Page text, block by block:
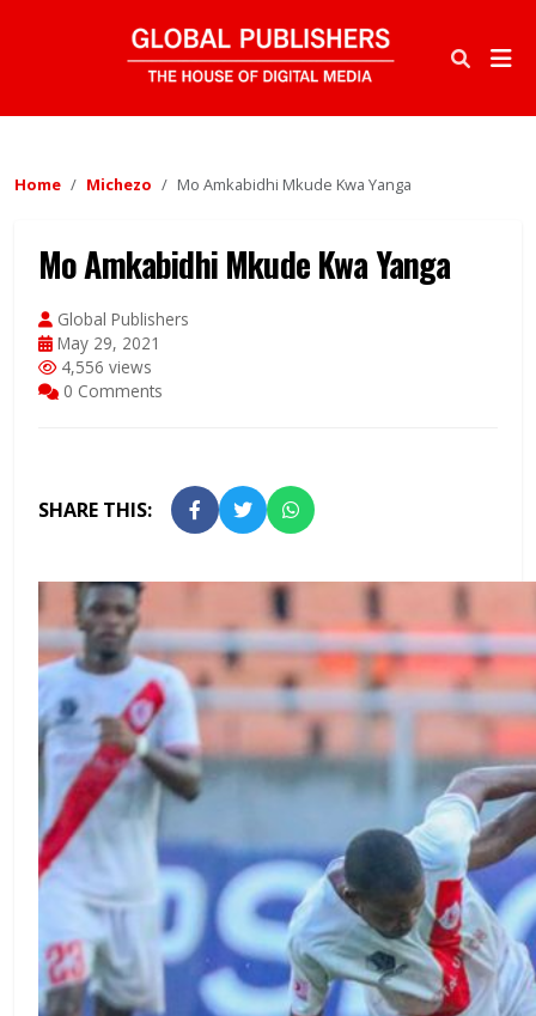
Home Michezo Mo Amkabidhi Mkude Kwa Yanga
Mo Amkabidhi Mkude Kwa Yanga
Global Publishers
May 29, 2021
4,556 views
0 Comments
SHARE THIS: